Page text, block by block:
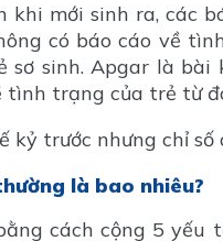
khi mới sinh ra, các
có báo cáo về
sơ sinh. Apgar là
tình trạng của trẻ từ
kỷ trước nhưng chỉ
là bao nhiêu?
cách cộng 5 yếu